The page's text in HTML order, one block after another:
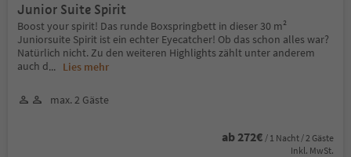
Junior Suite Spirit
Boost your spirit! Das runde Boxspringbett in dieser 30 m²
Juniorsuite Spirit ist ein echter Eyecatcher! Ob das schon alles war?
Natürlich nicht. Zu den weiteren Highlights zählt unter anderem
auch d... Lies mehr
max. 2 Gäste
ab 272€ / 1 Nacht / 2 Gäste
Inkl. MwSt.